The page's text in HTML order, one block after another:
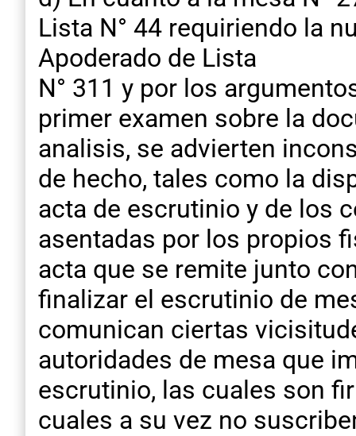
Lista N° 44 requiriendo la
Apoderado de Lista
N° 311 y por los
primer examen sobre la
analisis, se advierten
de hecho, tales como la
acta de escrutinio y de los
asentadas por los propios
acta que se remite junto
finalizar el escrutinio de
comunican ciertas
autoridades de mesa que
escrutinio, las cuales son
cuales a su vez no